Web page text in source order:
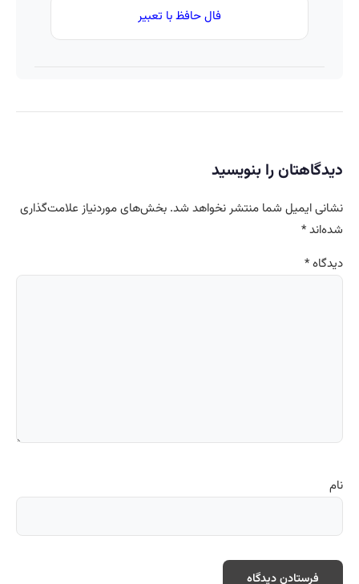
فال حافظ با تعبیر
دیدگاهتان را بنویسید
نشانی ایمیل شما منتشر نخواهد شد. بخش‌های موردنیاز علامت‌گذاری
شده‌اند*
دیدگاه*
نام